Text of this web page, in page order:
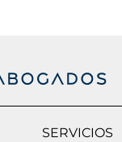
SERVICIOS